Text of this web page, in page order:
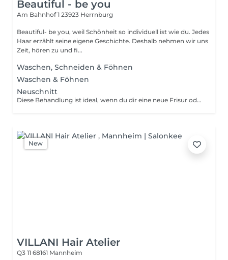
Beautiful - be you
Am Bahnhof 1 23923 Herrnburg
Beautiful- be you, weil Schönheit so individuell ist wie du. Jedes
Haar erzählt seine eigene Geschichte. Deshalb nehmen wir uns
Zeit, hören zu und fi...
Waschen, Schneiden & Föhnen
Waschen & Föhnen
Neuschnitt
Diese Behandlung ist ideal, wenn du dir eine neue Frisur oder eine deutliche Veränderung deines bisherigen Haarschnitts wünschst. Gemeinsam finden wir einen Look, der zu deinem Stil, deiner Haarstruktur und deinem Alltag passt.
New
VILLANI Hair Atelier
Q3 11 68161 Mannheim